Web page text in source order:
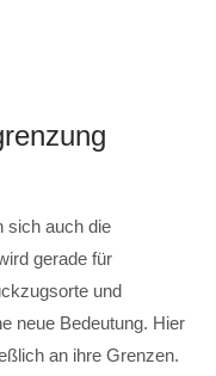
sich auch die
gerade für
und
neue Bedeutung. Hier
an ihre Grenzen.